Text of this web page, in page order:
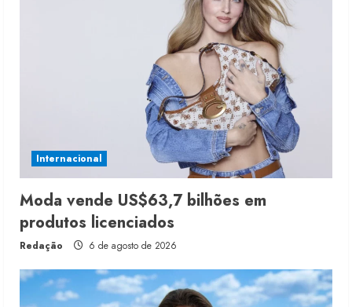
Internacional
Moda vende US$63,7 bilhões em
produtos licenciados
Redação 6 de agosto de 2026